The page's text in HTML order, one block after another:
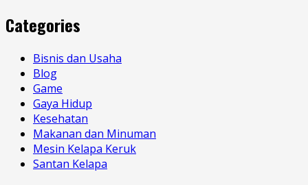
Categories
Bisnis dan Usaha
Blog
Game
Gaya Hidup
Kesehatan
Makanan dan Minuman
Mesin Kelapa Keruk
Santan Kelapa